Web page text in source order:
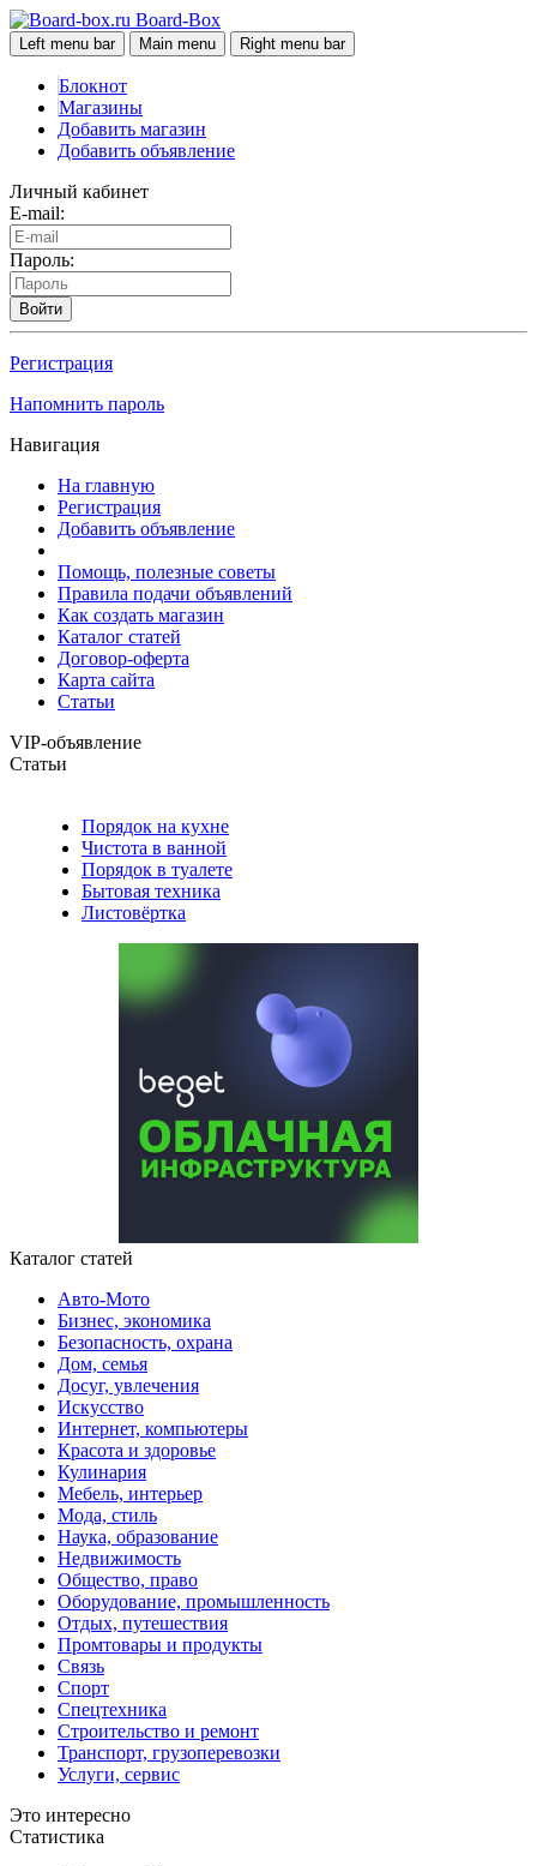
Board-Box
Left menu bar Main menu Right menu bar
Блокнот
Магазины
Добавить магазин
Добавить объявление
Личный кабинет
E-mail:
Пароль:
Войти
Регистрация
Напомнить пароль
Навигация
На главную
Регистрация
Добавить объявление
Помощь, полезные советы
Правила подачи объявлений
Как создать магазин
Каталог статей
Договор-оферта
Карта сайта
Статьи
VIP-объявление
Статьи
Порядок на кухне
Чистота в ванной
Порядок в туалете
Бытовая техника
Листовёртка
Каталог статей
Авто-Мото
Бизнес, экономика
Безопасность, охрана
Дом, семья
Досуг, увлечения
Искусство
Интернет, компьютеры
Красота и здоровье
Кулинария
Мебель, интерьер
Мода, стиль
Наука, образование
Недвижимость
Общество, право
Оборудование, промышленность
Отдых, путешествия
Промтовары и продукты
Связь
Спорт
Спецтехника
Строительство и ремонт
Транспорт, грузоперевозки
Услуги, сервис
Это интересно
Статистика